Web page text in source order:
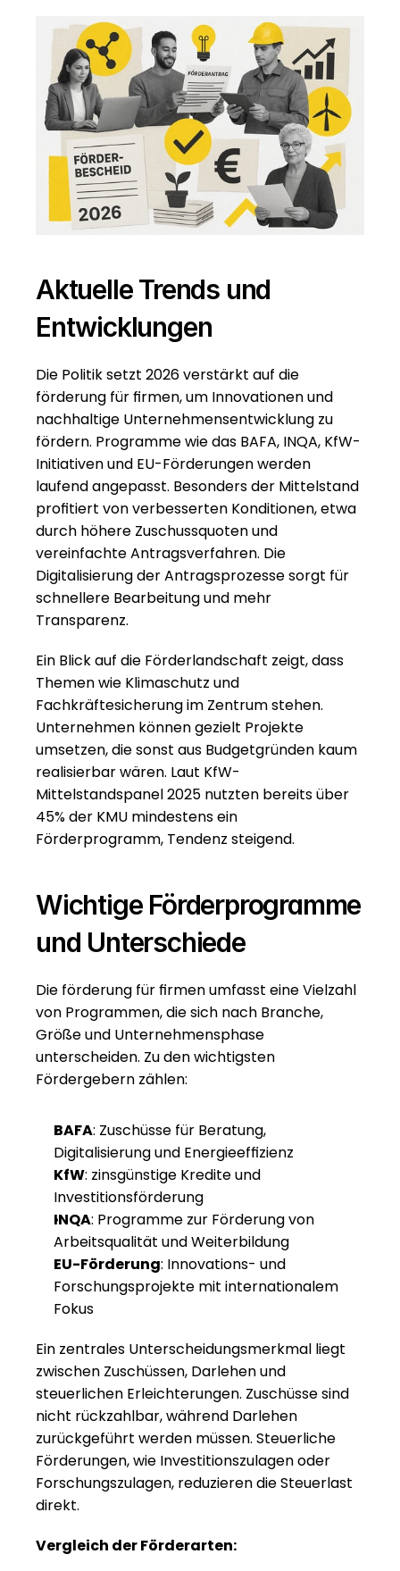
Aktuelle Trends und
Entwicklungen
Die Politik setzt 2026 verstärkt auf die
förderung für firmen, um Innovationen und
nachhaltige Unternehmensentwicklung zu
fördern. Programme wie das BAFA, INQA, KfW-
Initiativen und EU-Förderungen werden
laufend angepasst. Besonders der Mittelstand
profitiert von verbesserten Konditionen, etwa
durch höhere Zuschussquoten und
vereinfachte Antragsverfahren. Die
Digitalisierung der Antragsprozesse sorgt für
schnellere Bearbeitung und mehr
Transparenz.
Ein Blick auf die Förderlandschaft zeigt, dass
Themen wie Klimaschutz und
Fachkräftesicherung im Zentrum stehen.
Unternehmen können gezielt Projekte
umsetzen, die sonst aus Budgetgründen kaum
realisierbar wären. Laut KfW-
Mittelstandspanel 2025 nutzten bereits über
45% der KMU mindestens ein
Förderprogramm, Tendenz steigend.
Wichtige Förderprogramme
und Unterschiede
Die förderung für firmen umfasst eine Vielzahl
von Programmen, die sich nach Branche,
Größe und Unternehmensphase
unterscheiden. Zu den wichtigsten
Fördergebern zählen:
BAFA: Zuschüsse für Beratung,
Digitalisierung und Energieeffizienz
KfW: zinsgünstige Kredite und
Investitionsförderung
INQA: Programme zur Förderung von
Arbeitsqualität und Weiterbildung
EU-Förderung: Innovations- und
Forschungsprojekte mit internationalem
Fokus
Ein zentrales Unterscheidungsmerkmal liegt
zwischen Zuschüssen, Darlehen und
steuerlichen Erleichterungen. Zuschüsse sind
nicht rückzahlbar, während Darlehen
zurückgeführt werden müssen. Steuerliche
Förderungen, wie Investitionszulagen oder
Forschungszulagen, reduzieren die Steuerlast
direkt.
Vergleich der Förderarten: